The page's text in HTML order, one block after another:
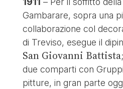
Gambarare, sopra una
collaborazione col
di Treviso, esegue il
San Giovanni Battista
due comparti con
pitture, in gran parte